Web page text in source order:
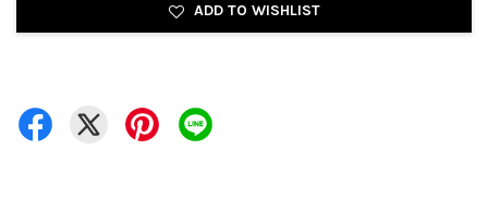
ADD TO WISHLIST